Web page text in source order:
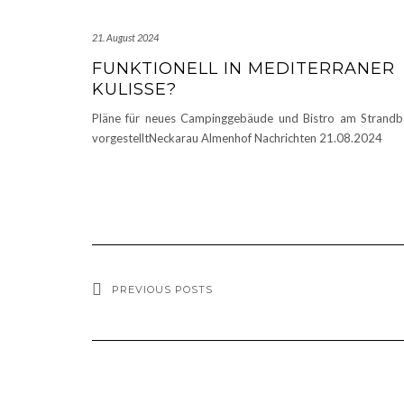
21. August 2024
FUNKTIONELL IN MEDITERRANER
KULISSE?
Pläne für neues Campinggebäude und Bistro am
vorgestelltNeckarau Almenhof Nachrichten 21.08.2024
PREVIOUS POSTS